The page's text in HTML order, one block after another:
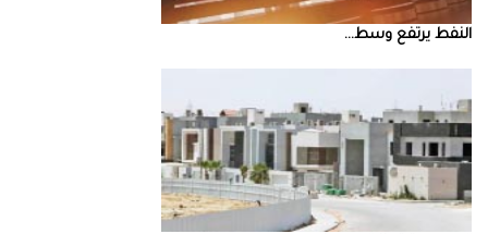
النفط‭ ‬يرتفع‭ ‬وسط‭ ...